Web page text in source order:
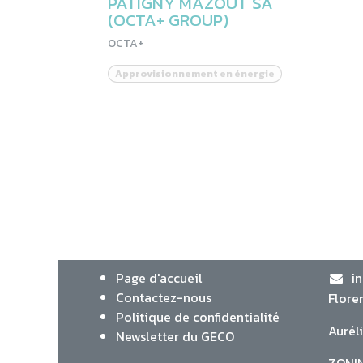
(OCTA+ GROUP)
OCTA+
Approvisionnement en énergie
Page d'accueil
Contactez-nous
Politique de confidentialité
Newsletter du GECO